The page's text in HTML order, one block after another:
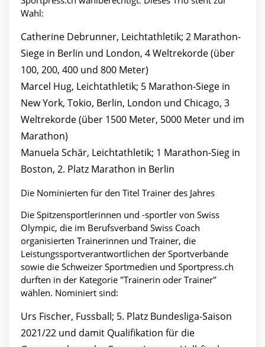
Wahl:
Catherine Debrunner, Leichtathletik; 2 Marathon-
Siege in Berlin und London, 4 Weltrekorde (über
100, 200, 400 und 800 Meter)
Marcel Hug, Leichtathletik; 5 Marathon-Siege in
New York, Tokio, Berlin, London und Chicago, 3
Weltrekorde (über 1500 Meter, 5000 Meter und im
Marathon)
Manuela Schär, Leichtathletik; 1 Marathon-Sieg in
Boston, 2. Platz Marathon in Berlin
Die Nominierten für den Titel Trainer des Jahres
Die Spitzensportlerinnen und -sportler von Swiss
Olympic, die im Berufsverband Swiss Coach
organisierten Trainerinnen und Trainer, die
Leistungssportverantwortlichen der Sportverbände
sowie die Schweizer Sportmedien und Sportpress.ch
durften in der Kategorie "Trainerin oder Trainer"
wählen. Nominiert sind:
Urs Fischer, Fussball; 5. Platz Bundesliga-Saison
2021/22 und damit Qualifikation für die